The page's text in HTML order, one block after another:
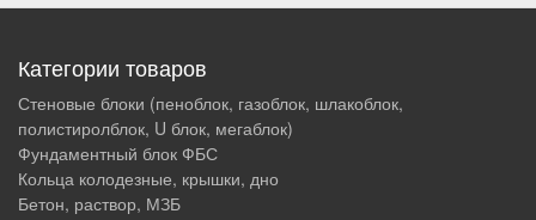
Категории товаров
Стеновые блоки (пеноблок, газоблок, шлакоблок,
полистиролблок, U блок, мегаблок)
Фундаментный блок ФБС
Кольца колодезные, крышки, дно
Бетон, раствор, МЗБ